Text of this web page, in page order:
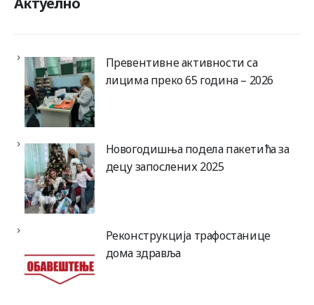
Превентивне активности са
лицима преко 65 година – 2026
Новогодишња подела пакетића за
децу запослених 2025
Реконструкција трафостанице
дома здравља